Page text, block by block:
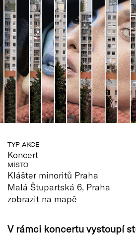
edu
Vše o ČT
TYP AKCE
Koncert
MÍSTO
Klášter minoritů Praha
Malá Štupartská 6, Praha
zobrazit na mapě
V rámci koncertu vystoupí